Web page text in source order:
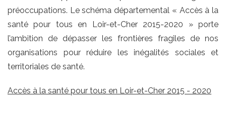
préoccupations. Le schéma départemental « Accès à la
santé pour tous en Loir-et-Cher 2015-2020 » porte
l’ambition de dépasser les frontières fragiles de nos
organisations pour réduire les inégalités sociales et
territoriales de santé.
Accès à la santé pour tous en Loir-et-Cher 2015 - 2020